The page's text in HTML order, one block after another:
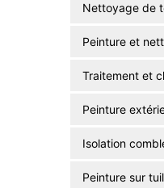
Nettoyage de
Peinture et
Traitement et
Peinture
Isolation
Peinture sur